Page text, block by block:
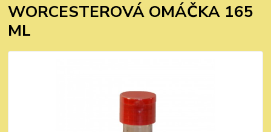
WORCESTEROVÁ OMÁČKA 165
ML